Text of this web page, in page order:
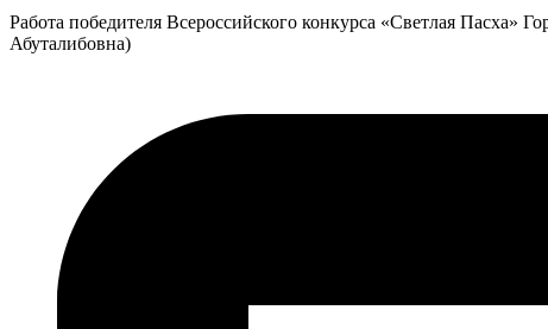
Работа победителя Всероссийского конкурса «Светлая
Абуталибовна)